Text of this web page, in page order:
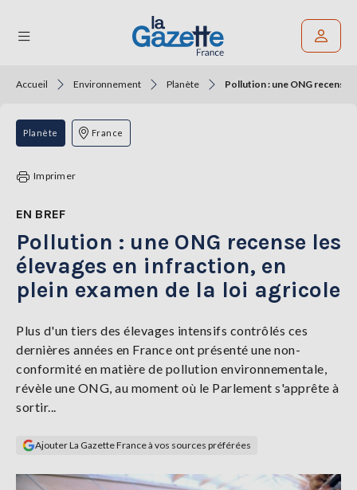
THÉMATIQUES
RÉGIONS
TENDANCES
SERVICES
LA
GAZETTE
Se
connecter
Accueil Environnement Planète Pollution : une ONG recense
Planète France
Imprimer
EN BREF
Pollution : une ONG recense les
élevages en infraction, en
plein examen de la loi agricole
Plus d'un tiers des élevages intensifs contrôlés ces
dernières années en France ont présenté une non-
conformité en matière de pollution environnementale,
révèle une ONG, au moment où le Parlement s'apprête à
sortir...
Ajouter La Gazette France à vos sources préférées